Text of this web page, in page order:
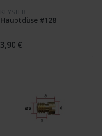
KEYSTER
Hauptdüse #128
3,90 €